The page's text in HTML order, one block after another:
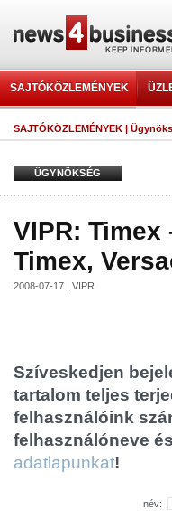
SAJTÓKÖZLEMÉNYEK
SAJTÓKÖZLEMÉNYEK |
ÜGYNÖKSÉG
VIPR:
Timex,
2008-07-17 | VIPR
Szíveskedjen
tartalom teljes
felhasználóink
felhasználóneve
adatlapunkat!
név: